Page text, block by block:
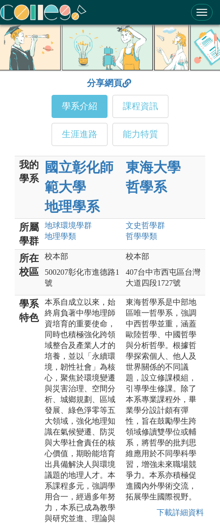
ColleGo! 大學選才與高中育才輔助系統
分享網頁
學系介紹 課程資訊
生涯進路 能力特質
我的
學系
國立彰化師
範大學
地理學系
東海大學
哲學系
所屬
學群
地球環境學群
地理學類
文史哲學群
哲學學類
所在
校區
校本部
500207彰化市進德路1
號
校本部
407台中市西屯區台灣
大道四段1727號
學系
特色
本系自成立以來，始
終肩負著中學地理師
資培育的重要使命，
同時也積極強化跨領
域整合及產業人才的
培養，並以「永續環
境，韌性社會」為核
心，聚焦於環境變遷
與災害治理、空間分
析、城鄉規劃、區域
發展、綠色淨零等五
大領域，強化地理知
識在氣候變遷、防災
與大學社會責任的核
心價值，期盼能培育
出具備解決人與環境
議題的地理人才。本
系課程多元，強調學
用合一，經過多年努
力，本系已成為教學
與研究並進、理論與
東海哲學系是中部地
區唯一哲學系，強調
中西哲學並重，涵蓋
歐陸哲學、中國哲學
與分析哲學。根據哲
學探索個人、他人及
世界關係的不同議
題，設立修課模組，
引導學生修課。除了
本系專業課程外，畢
業學分設計頗有彈
性，旨在鼓勵學生跨
領域修讀雙學位或輔
系，將哲學的批判思
維應用於不同學科學
習，增強未來職場競
爭力。本系亦積極促
進國內外學術交流，
拓展學生國際視野。
下載詳細資料